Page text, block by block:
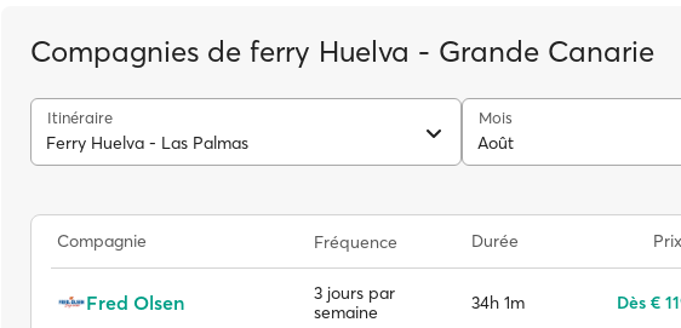
Compagnies de ferry Huelva - Grande Canarie
Itinéraire
Ferry Huelva - Las Palmas
Mois
Août
Compagnie Fréquence Durée Prix
Fred Olsen
3 jours par
semaine
34h 1m Dès €